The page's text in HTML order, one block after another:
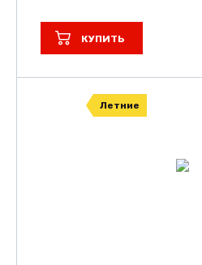
КУПИТЬ
Летние